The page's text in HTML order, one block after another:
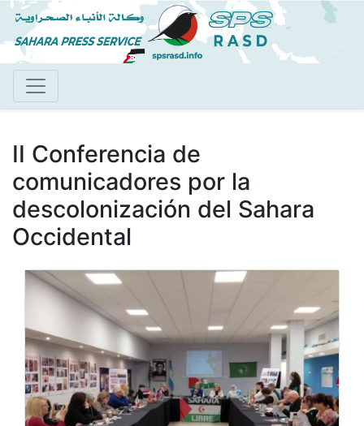
Pasar
al
contenido
II Conferencia de
comunicadores por la
descolonización del Sahara
Occidental